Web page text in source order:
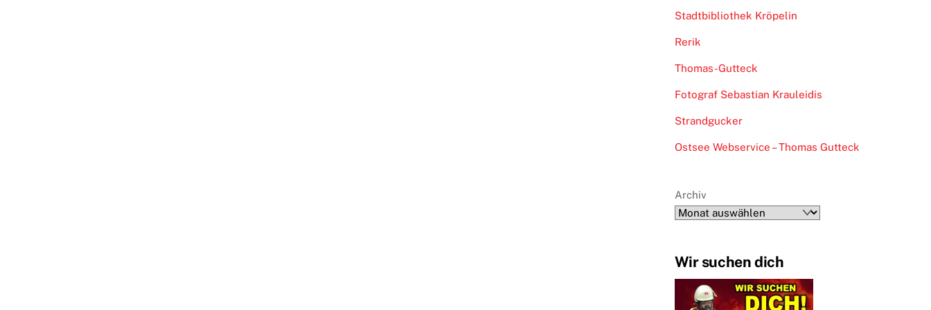
Stadtbibliothek Kröpelin
Rerik
Thomas-Gutteck
Fotograf Sebastian Krauleidis
Strandgucker
Ostsee Webservice – Thomas Gutteck
Archiv
Wir suchen dich